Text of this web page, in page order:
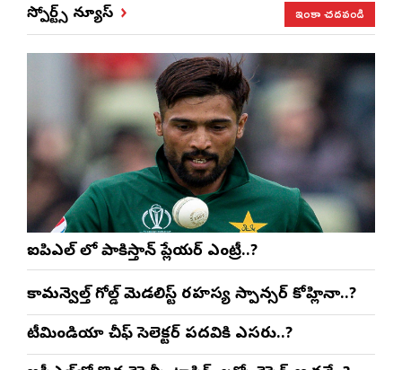
స్పోర్ట్స్ న్యూస్ ఇంకా చదవండి
ఐపిఎల్ లో పాకిస్తాన్ ప్లేయర్ ఎంట్రీ..?
కామన్వెల్త్ గోల్డ్ మెడలిస్ట్ రహస్య స్పాన్సర్ కోహ్లినా..?
టీమిండియా చీఫ్ సెలెక్టర్ పదవికి ఎసరు..?